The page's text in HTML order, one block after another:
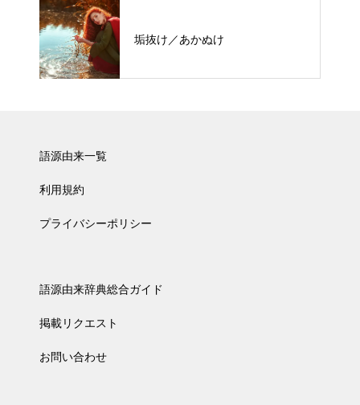
垢抜け／あかぬけ
語源由来一覧
利用規約
プライバシーポリシー
語源由来辞典総合ガイド
掲載リクエスト
お問い合わせ